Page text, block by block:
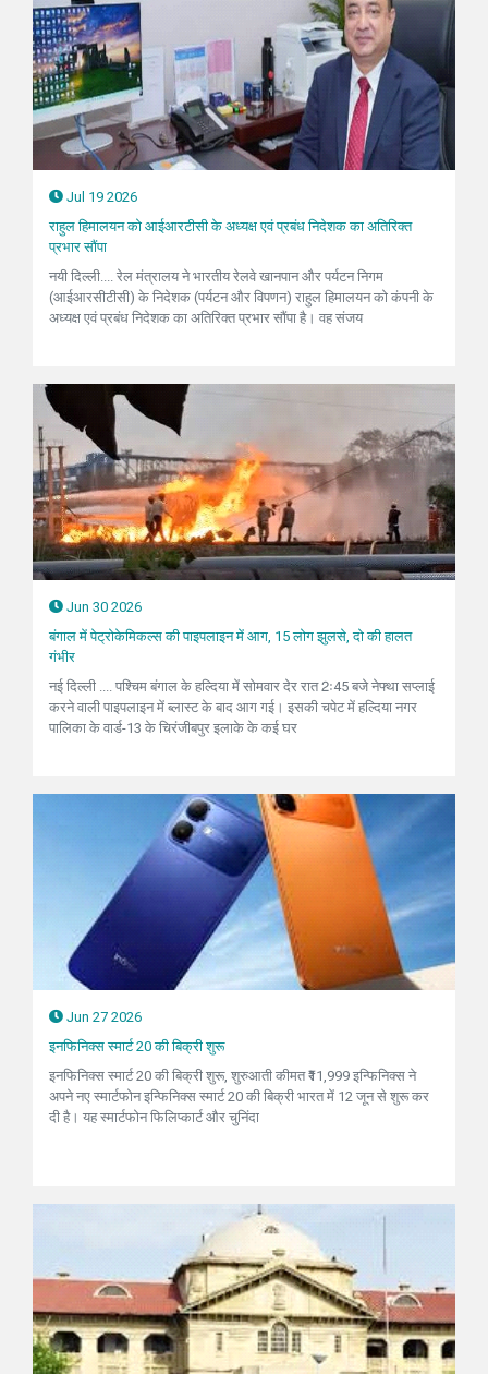
Jul 19 2026
राहुल हिमालयन को आईआरटीसी के अध्यक्ष एवं प्रबंध निदेशक का अतिरिक्त
प्रभार सौंपा
नयी दिल्ली.... रेल मंत्रालय ने भारतीय रेलवे खानपान और पर्यटन निगम
(आईआरसीटीसी) के निदेशक (पर्यटन और विपणन) राहुल हिमालयन को कंपनी के
अध्यक्ष एवं प्रबंध निदेशक का अतिरिक्त प्रभार सौंपा है। वह संजय
Jun 30 2026
बंगाल में पेट्रोकेमिकल्स की पाइपलाइन में आग, 15 लोग झुलसे, दो की हालत
गंभीर
नई दिल्ली .... पश्चिम बंगाल के हल्दिया में सोमवार देर रात 2ः45 बजे नेफ्था सप्लाई
करने वाली पाइपलाइन में ब्लास्ट के बाद आग गई। इसकी चपेट में हल्दिया नगर
पालिका के वार्ड-13 के चिरंजीबपुर इलाके के कई घर
Jun 27 2026
इनफिनिक्स स्मार्ट 20 की बिक्री शुरू
इनफिनिक्स स्मार्ट 20 की बिक्री शुरू, शुरुआती कीमत ₹11,999 इन्फिनिक्स ने
अपने नए स्मार्टफोन इन्फिनिक्स स्मार्ट 20 की बिक्री भारत में 12 जून से शुरू कर
दी है। यह स्मार्टफोन फिलिप्कार्ट और चुनिंदा